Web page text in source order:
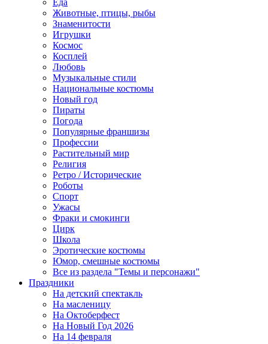
Еда
Животные, птицы, рыбы
Знаменитости
Игрушки
Космос
Косплей
Любовь
Музыкальные стили
Национальные костюмы
Новый год
Пираты
Погода
Популярные франшизы
Профессии
Растительный мир
Религия
Ретро / Исторические
Роботы
Спорт
Ужасы
Фраки и смокинги
Цирк
Школа
Эротические костюмы
Юмор, смешные костюмы
Все из раздела "Темы и персонажи"
Праздники
На детский спектакль
На масленицу
На Октоберфест
На Новый Год 2026
На 14 февраля